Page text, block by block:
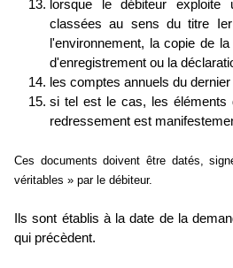
lorsque le débiteur exploite
classées au sens du titre
l'environnement, la copie de
d'enregistrement ou la
les comptes annuels du
si tel est le cas, les éléments
redressement est
Ces documents doivent être datés,
véritables » par le débiteur.
Ils sont établis à la date de la
qui précèdent.